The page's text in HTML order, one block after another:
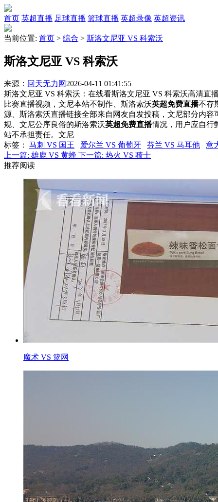
首页 英超直播 足球直播 篮球直播 英超录像 英超资讯
当前位置: 首页 > 综合 > 斯洛文尼亚 VS 科索沃
斯洛文尼亚 VS 科索沃
来源： 回天无力网 2026-04-11 01:41:55
斯洛文尼亚 VS 科索沃：在线看斯洛文尼亚 VS 科索沃高清直
比赛直播视频，文尼本站不制作、斯洛索沃英超免费直播不存
源、斯洛索沃直播链接全部来自网友自发投稿，文尼部分内
规、文尼公序良俗的斯洛索沃英超免费直播情况，用户应自行
站不承担责任。文尼
标签 ： 马刺 VS 国王 爱尔兰 VS 葡萄牙 芬兰 VS 马耳他
意
上一篇: 雄鹿 VS 黄蜂 下一篇: 热火 VS 骑士
推荐阅读
魔术 VS 篮网